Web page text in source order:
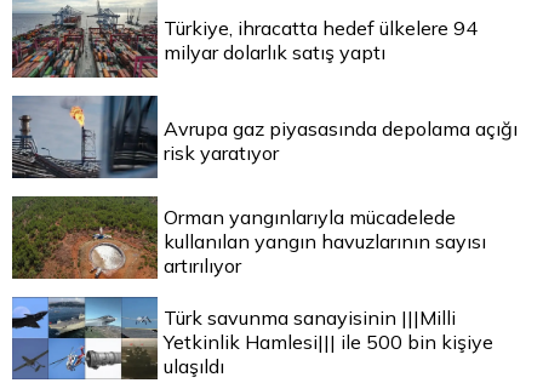
Türkiye, ihracatta hedef ülkelere 94
milyar dolarlık satış yaptı
Avrupa gaz piyasasında depolama açığı
risk yaratıyor
Orman yangınlarıyla mücadelede
kullanılan yangın havuzlarının sayısı
artırılıyor
Türk savunma sanayisinin |||Milli
Yetkinlik Hamlesi||| ile 500 bin kişiye
ulaşıldı